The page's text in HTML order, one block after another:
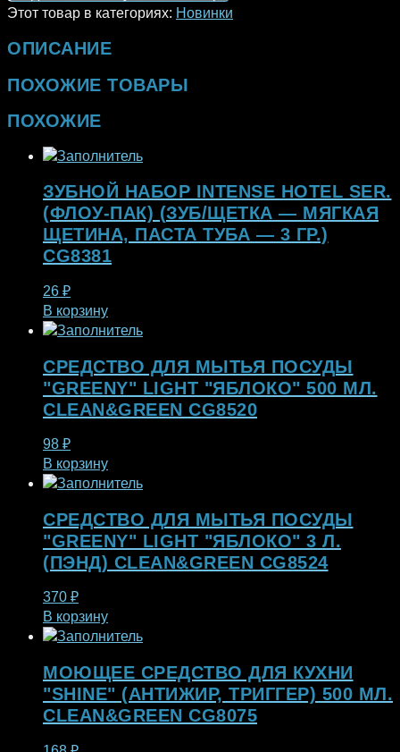
Этот товар в категориях: Новинки
ОПИСАНИЕ
ПОХОЖИЕ ТОВАРЫ
ПОХОЖИЕ
ЗУБНОЙ НАБОР INTENSE HOTEL SER.
(ФЛОУ-ПАК) (ЗУБ/ЩЕТКА — МЯГКАЯ
ЩЕТИНА, ПАСТА ТУБА — 3 ГР.)
CG8381
26 ₽
В корзину
СРЕДСТВО ДЛЯ МЫТЬЯ ПОСУДЫ
"GREENY" LIGHT "ЯБЛОКО" 500 МЛ.
CLEAN&GREEN CG8520
98 ₽
В корзину
СРЕДСТВО ДЛЯ МЫТЬЯ ПОСУДЫ
"GREENY" LIGHT "ЯБЛОКО" 3 Л.
(ПЭНД) CLEAN&GREEN CG8524
370 ₽
В корзину
МОЮЩЕЕ СРЕДСТВО ДЛЯ КУХНИ
"SHINE" (АНТИЖИР, ТРИГГЕР) 500 МЛ.
CLEAN&GREEN CG8075